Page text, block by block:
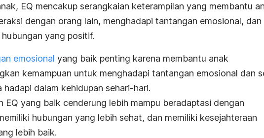
EQ mencakup serangkaian keterampilan yang membantu
dengan orang lain, menghadapi tantangan emosional, dan
yang positif.
emosional yang baik penting karena membantu anak
kemampuan untuk menghadapi tantangan emosional dan
hadapi dalam kehidupan sehari-hari.
EQ yang baik cenderung lebih mampu beradaptasi dengan
hubungan yang lebih sehat, dan memiliki kesejahteraan
lebih baik.